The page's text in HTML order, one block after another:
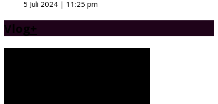
5 Juli 2024 | 11:25 pm
Vlog+